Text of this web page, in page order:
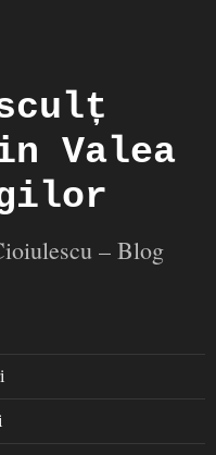
Valea
– Blog